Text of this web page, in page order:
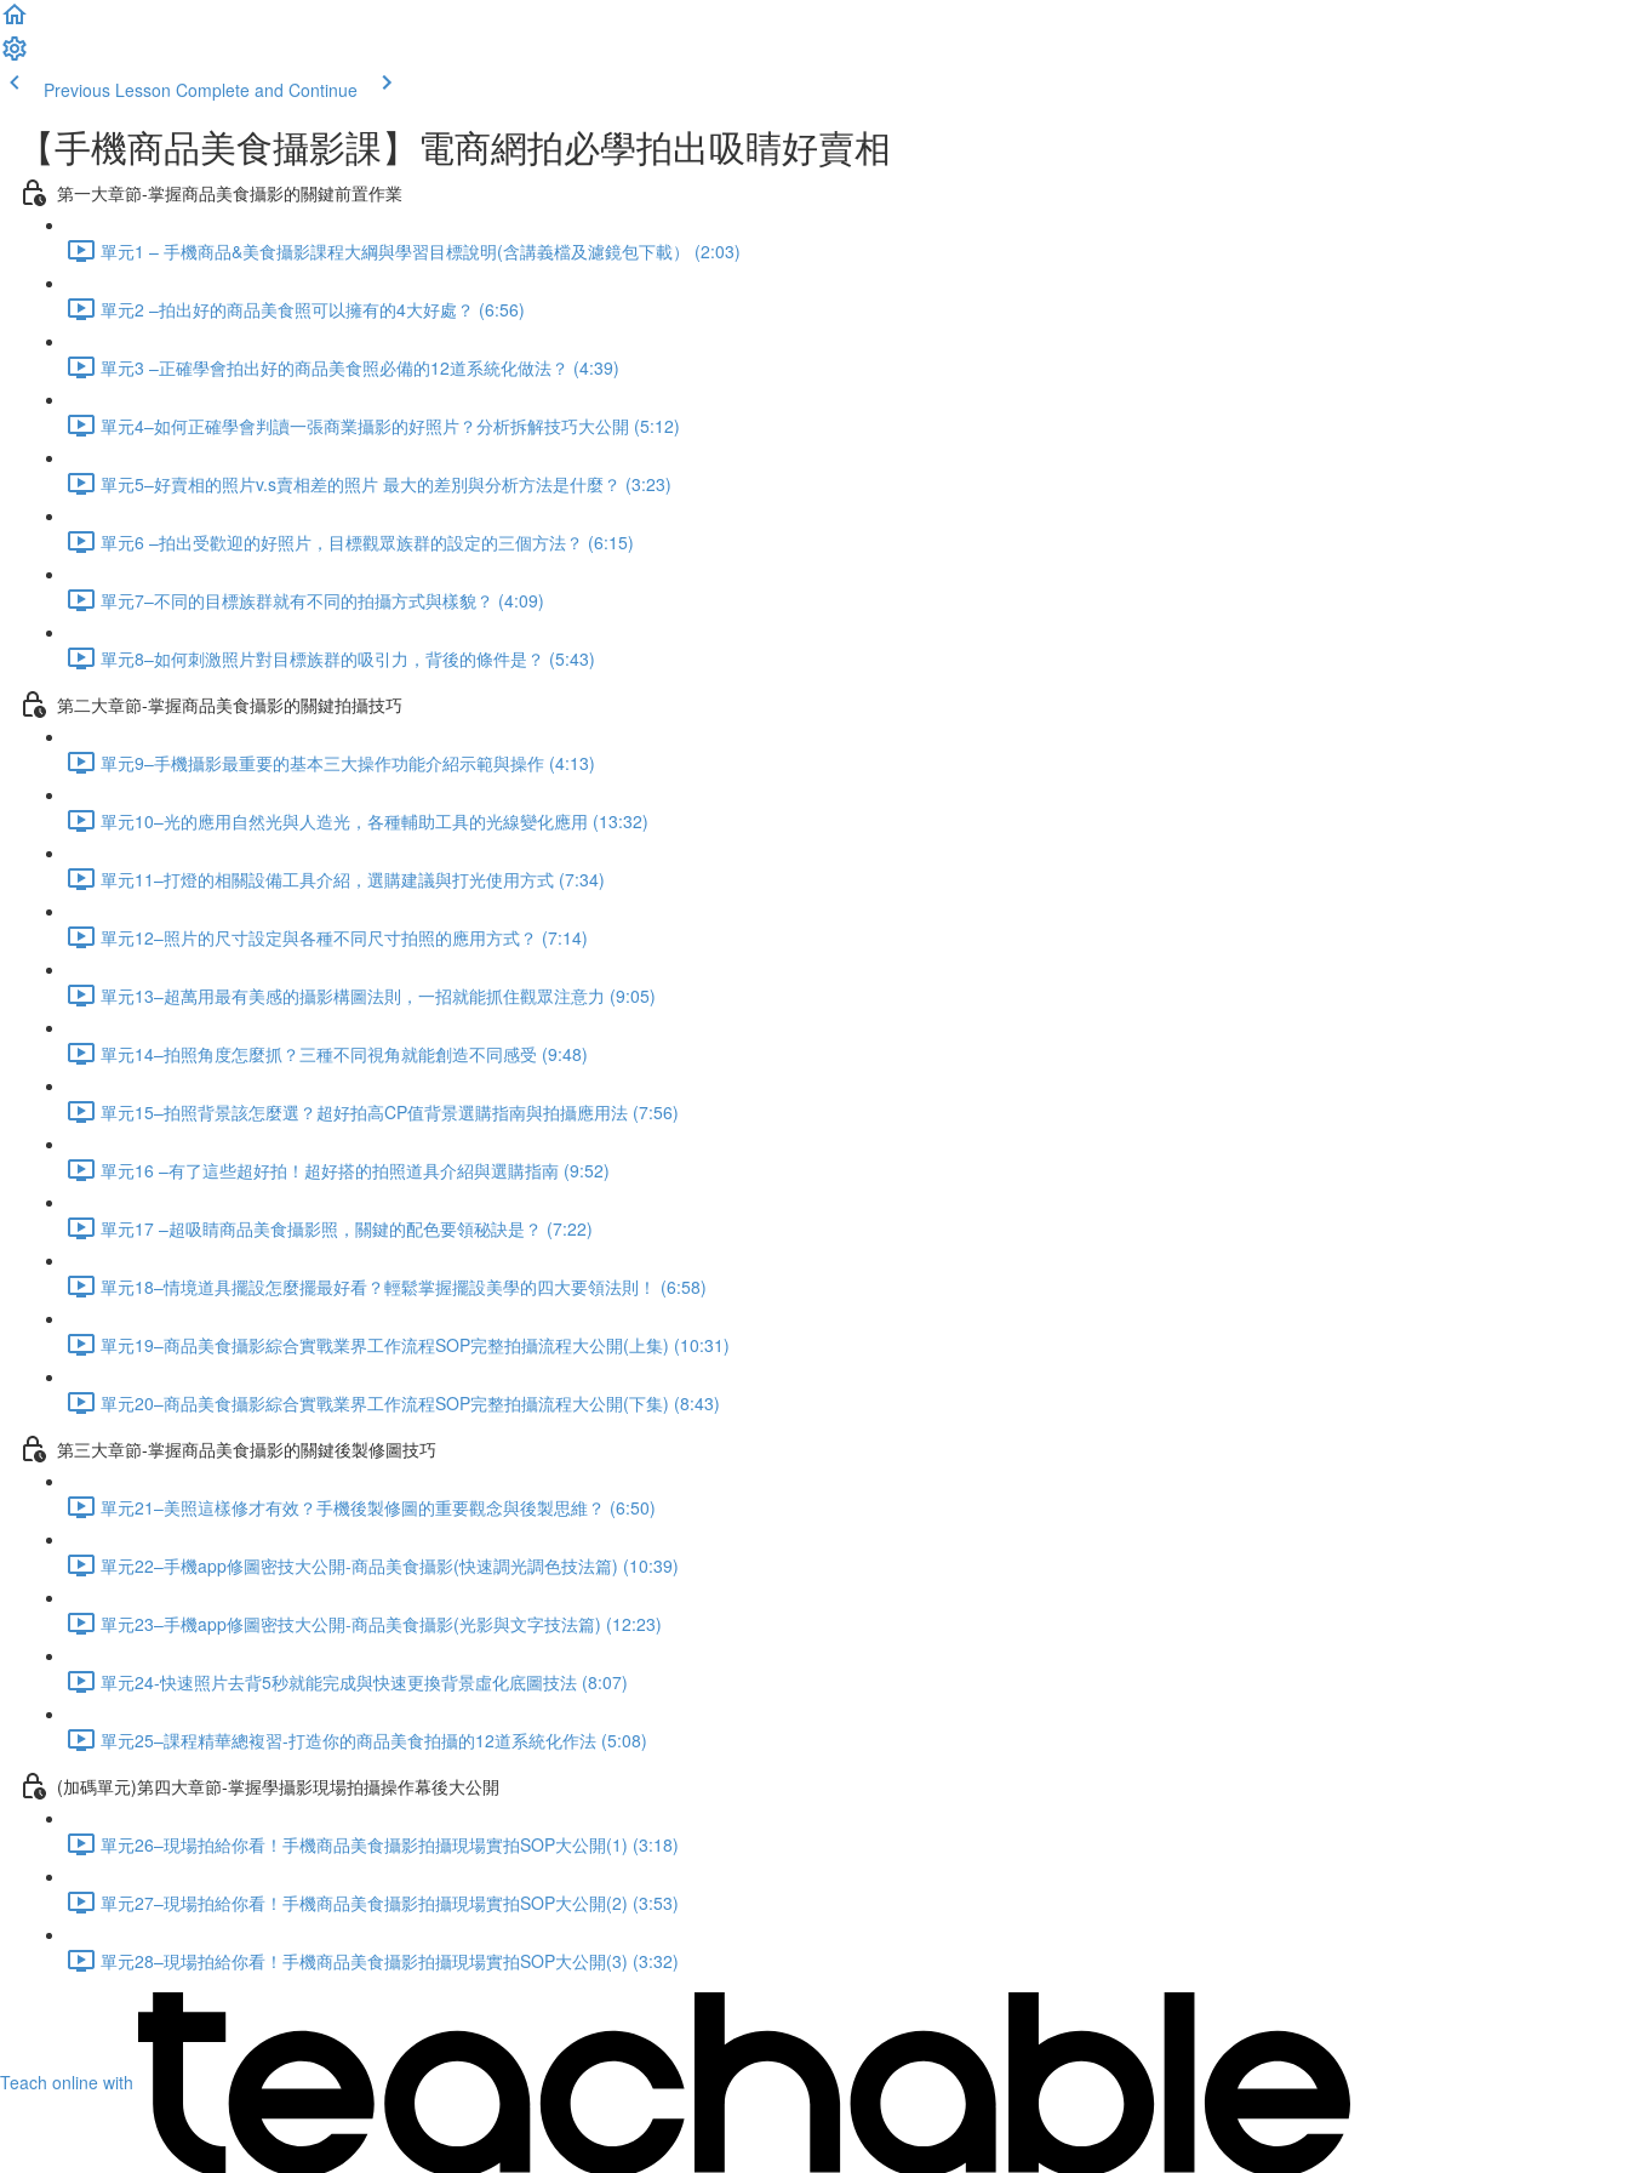
Previous Lesson Complete and Continue
【手機商品美食攝影課】電商網拍必學拍出吸睛好賣相
第一大章節-掌握商品美食攝影的關鍵前置作業
單元1 – 手機商品&美食攝影課程大綱與學習目標說明(含講義檔及濾鏡包下載） (2:03)
單元2 –拍出好的商品美食照可以擁有的4大好處？ (6:56)
單元3 –正確學會拍出好的商品美食照必備的12道系統化做法？ (4:39)
單元4–如何正確學會判讀一張商業攝影的好照片？分析拆解技巧大公開 (5:12)
單元5–好賣相的照片v.s賣相差的照片 最大的差別與分析方法是什麼？ (3:23)
單元6 –拍出受歡迎的好照片，目標觀眾族群的設定的三個方法？ (6:15)
單元7–不同的目標族群就有不同的拍攝方式與樣貌？ (4:09)
單元8–如何刺激照片對目標族群的吸引力，背後的條件是？ (5:43)
第二大章節-掌握商品美食攝影的關鍵拍攝技巧
單元9–手機攝影最重要的基本三大操作功能介紹示範與操作 (4:13)
單元10–光的應用自然光與人造光，各種輔助工具的光線變化應用 (13:32)
單元11–打燈的相關設備工具介紹，選購建議與打光使用方式 (7:34)
單元12–照片的尺寸設定與各種不同尺寸拍照的應用方式？ (7:14)
單元13–超萬用最有美感的攝影構圖法則，一招就能抓住觀眾注意力 (9:05)
單元14–拍照角度怎麼抓？三種不同視角就能創造不同感受 (9:48)
單元15–拍照背景該怎麼選？超好拍高CP值背景選購指南與拍攝應用法 (7:56)
單元16 –有了這些超好拍！超好搭的拍照道具介紹與選購指南 (9:52)
單元17 –超吸睛商品美食攝影照，關鍵的配色要領秘訣是？ (7:22)
單元18–情境道具擺設怎麼擺最好看？輕鬆掌握擺設美學的四大要領法則！ (6:58)
單元19–商品美食攝影綜合實戰業界工作流程SOP完整拍攝流程大公開(上集) (10:31)
單元20–商品美食攝影綜合實戰業界工作流程SOP完整拍攝流程大公開(下集) (8:43)
第三大章節-掌握商品美食攝影的關鍵後製修圖技巧
單元21–美照這樣修才有效？手機後製修圖的重要觀念與後製思維？ (6:50)
單元22–手機app修圖密技大公開-商品美食攝影(快速調光調色技法篇) (10:39)
單元23–手機app修圖密技大公開-商品美食攝影(光影與文字技法篇) (12:23)
單元24-快速照片去背5秒就能完成與快速更換背景虛化底圖技法 (8:07)
單元25–課程精華總複習-打造你的商品美食拍攝的12道系統化作法 (5:08)
(加碼單元)第四大章節-掌握學攝影現場拍攝操作幕後大公開
單元26–現場拍給你看！手機商品美食攝影拍攝現場實拍SOP大公開(1) (3:18)
單元27–現場拍給你看！手機商品美食攝影拍攝現場實拍SOP大公開(2) (3:53)
單元28–現場拍給你看！手機商品美食攝影拍攝現場實拍SOP大公開(3) (3:32)
Teach online with